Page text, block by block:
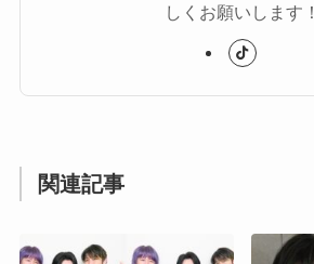
しくお願いします！
関連記事